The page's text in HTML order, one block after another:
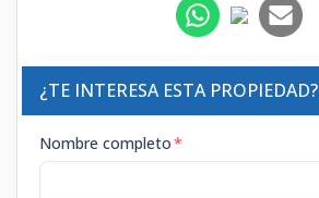
¿TE INTERESA ESTA PROPIEDAD?
Nombre completo*